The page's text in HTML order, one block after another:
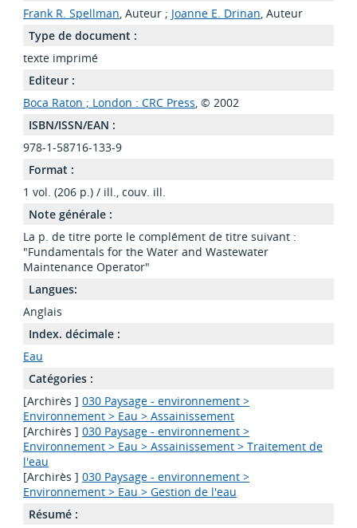
Frank R. Spellman, Auteur ; Joanne E. Drinan, Auteur
Type de document :
texte imprimé
Editeur :
Boca Raton ; London : CRC Press, © 2002
ISBN/ISSN/EAN :
978-1-58716-133-9
Format :
1 vol. (206 p.) / ill., couv. ill.
Note générale :
La p. de titre porte le complément de titre suivant :
"Fundamentals for the Water and Wastewater
Maintenance Operator"
Langues:
Anglais
Index. décimale :
Eau
Catégories :
[Archirès ] 030 Paysage - environnement >
Environnement > Eau > Assainissement
[Archirès ] 030 Paysage - environnement >
Environnement > Eau > Assainissement > Traitement de
l'eau
[Archirès ] 030 Paysage - environnement >
Environnement > Eau > Gestion de l'eau
Résumé :